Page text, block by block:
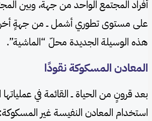
أفراد المجتمع الواحد من جهة، وبين
على مستوى تطوري أشمل ــ من جهةٍ
هذه الوسيلة الجديدة محلّ “الماشية”.
المعادن المسكوكة نقودًا
بعد قرونٍ من الحياة ــ القائمة في عملياتها
استخدام المعادن النفيسة غير